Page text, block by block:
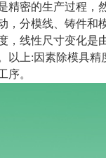
精密的生产过程，
，分模线、铸件和
，线性尺寸变化是
以上:因素除模具精
序。